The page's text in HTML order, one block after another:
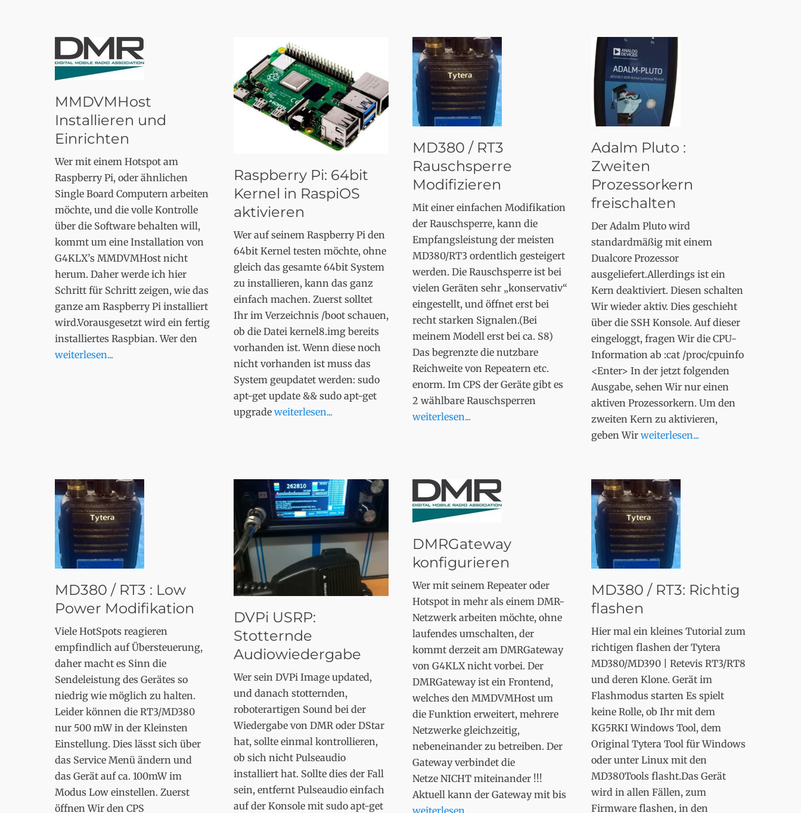
MMDVMHost
Installieren und
Einrichten
Wer mit einem Hotspot am
Raspberry Pi, oder ähnlichen
Single Board Computern arbeiten
möchte, und die volle Kontrolle
über die Software behalten will,
kommt um eine Installation von
G4KLX’s MMDVMHost nicht
herum. Daher werde ich hier
Schritt für Schritt zeigen, wie das
ganze am Raspberry Pi installiert
wird.Vorausgesetzt wird ein fertig
installiertes Raspbian. Wer den
weiterlesen...
Raspberry Pi: 64bit
Kernel in RaspiOS
aktivieren
Wer auf seinem Raspberry Pi den
64bit Kernel testen möchte, ohne
gleich das gesamte 64bit System
zu installieren, kann das ganz
einfach machen. Zuerst solltet
Ihr im Verzeichnis /boot schauen,
ob die Datei kernel8.img bereits
vorhanden ist. Wenn diese noch
nicht vorhanden ist muss das
System geupdatet werden: sudo
apt-get update && sudo apt-get
upgrade weiterlesen...
MD380 / RT3
Rauschsperre
Modifizieren
Mit einer einfachen Modifikation
der Rauschsperre, kann die
Empfangsleistung der meisten
MD380/RT3 ordentlich gesteigert
werden. Die Rauschsperre ist bei
vielen Geräten sehr „konservativ“
eingestellt, und öffnet erst bei
recht starken Signalen.(Bei
meinem Modell erst bei ca. S8)
Das begrenzte die nutzbare
Reichweite von Repeatern etc.
enorm. Im CPS der Geräte gibt es
2 wählbare Rauschsperren
weiterlesen...
Adalm Pluto :
Zweiten
Prozessorkern
freischalten
Der Adalm Pluto wird
standardmäßig mit einem
Dualcore Prozessor
ausgeliefert.Allerdings ist ein
Kern deaktiviert. Diesen schalten
Wir wieder aktiv. Dies geschieht
über die SSH Konsole. Auf dieser
eingeloggt, fragen Wir die CPU-
Information ab :cat /proc/cpuinfo
<Enter> In der jetzt folgenden
Ausgabe, sehen Wir nur einen
aktiven Prozessorkern. Um den
zweiten Kern zu aktivieren,
geben Wir weiterlesen...
MD380 / RT3 : Low
Power Modifikation
Viele HotSpots reagieren
empfindlich auf Übersteuerung,
daher macht es Sinn die
Sendeleistung des Gerätes so
niedrig wie möglich zu halten.
Leider können die RT3/MD380
nur 500 mW in der Kleinsten
Einstellung. Dies lässt sich über
das Service Menü ändern und
das Gerät auf ca. 100mW im
Modus Low einstellen. Zuerst
öffnen Wir den CPS
DVPi USRP:
Stotternde
Audiowiedergabe
Wer sein DVPi Image updated,
und danach stotternden,
roboterartigen Sound bei der
Wiedergabe von DMR oder DStar
hat, sollte einmal kontrollieren,
ob sich nicht Pulseaudio
installiert hat. Sollte dies der Fall
sein, entfernt Pulseaudio einfach
auf der Konsole mit sudo apt-get
DMRGateway
konfigurieren
Wer mit seinem Repeater oder
Hotspot in mehr als einem DMR-
Netzwerk arbeiten möchte, ohne
laufendes umschalten, der
kommt derzeit am DMRGateway
von G4KLX nicht vorbei. Der
DMRGateway ist ein Frontend,
welches den MMDVMHost um
die Funktion erweitert, mehrere
Netzwerke gleichzeitig,
nebeneinander zu betreiben. Der
Gateway verbindet die
Netze NICHT miteinander !!!
Aktuell kann der Gateway mit bis
MD380 / RT3: Richtig
flashen
Hier mal ein kleines Tutorial zum
richtigen flashen der Tytera
MD380/MD390 | Retevis RT3/RT8
und deren Klone. Gerät im
Flashmodus starten Es spielt
keine Rolle, ob Ihr mit dem
KG5RKI Windows Tool, dem
Original Tytera Tool für Windows
oder unter Linux mit den
MD380Tools flasht.Das Gerät
wird in allen Fällen, zum
Firmware flashen, in den